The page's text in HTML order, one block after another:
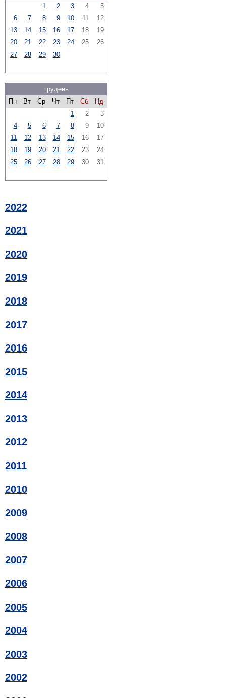
1
2 3 4
5
6
7 8 9 10 11
12
13
14 15 16 17 18
19
20
21 22 23 24 25
26
27
28 29 30
грудень
Пн
Вт Ср Чт Пт Сб
Нд
1
2
3
4
5 6 7 8 9
10
11
12 13 14 15 16
17
18
19 20 21 22 23
24
25
26 27 28 29 30 31
2022
2021
2020
2019
2018
2017
2016
2015
2014
2013
2012
2011
2010
2009
2008
2007
2006
2005
2004
2003
2002